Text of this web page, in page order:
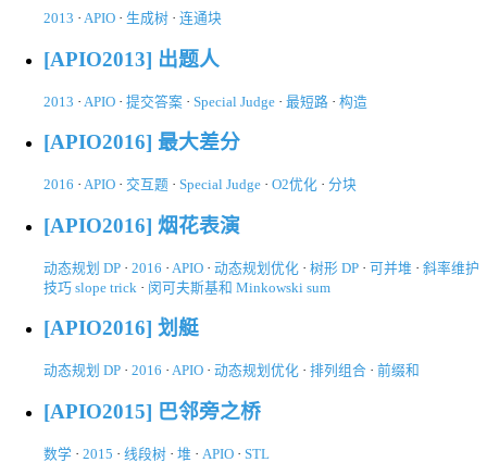
2013 · APIO · 生成树 · 连通块
[APIO2013] 出题人
2013 · APIO · 提交答案 · Special Judge · 最短路 · 构造
[APIO2016] 最大差分
2016 · APIO · 交互题 · Special Judge · O2优化 · 分块
[APIO2016] 烟花表演
动态规划 DP · 2016 · APIO · 动态规划优化 · 树形 DP · 可并堆 · 斜率维护
技巧 slope trick · 闵可夫斯基和 Minkowski sum
[APIO2016] 划艇
动态规划 DP · 2016 · APIO · 动态规划优化 · 排列组合 · 前缀和
[APIO2015] 巴邻旁之桥
数学 · 2015 · 线段树 · 堆 · APIO · STL